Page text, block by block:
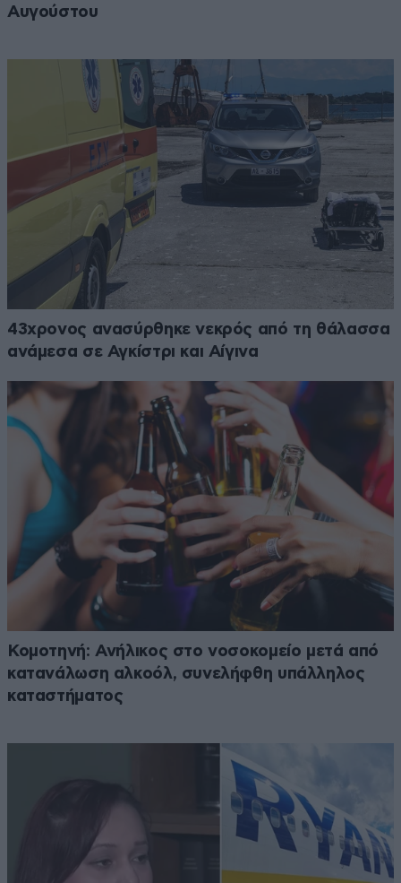
Αυγούστου
43χρονος ανασύρθηκε νεκρός από τη θάλασσα
ανάμεσα σε Αγκίστρι και Αίγινα
Κομοτηνή: Ανήλικος στο νοσοκομείο μετά από
κατανάλωση αλκοόλ, συνελήφθη υπάλληλος
καταστήματος